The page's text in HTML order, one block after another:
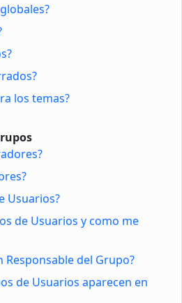
los temas?
Usuarios?
de Usuarios y como me
Responsable del Grupo?
de Usuarios aparecen en